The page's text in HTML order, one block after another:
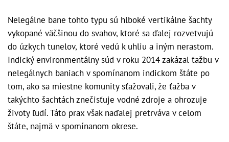
Nelegálne bane tohto typu sú hlboké vertikálne šachty
vykopané väčšinou do svahov, ktoré sa ďalej rozvetvujú
do úzkych tunelov, ktoré vedú k uhliu a iným nerastom.
Indický environmentálny súd v roku 2014 zakázal ťažbu v
nelegálnych baniach v spomínanom indickom štáte po
tom, ako sa miestne komunity sťažovali, že ťažba v
takýchto šachtách znečisťuje vodné zdroje a ohrozuje
životy ľudí. Táto prax však naďalej pretrváva v celom
štáte, najmä v spomínanom okrese.